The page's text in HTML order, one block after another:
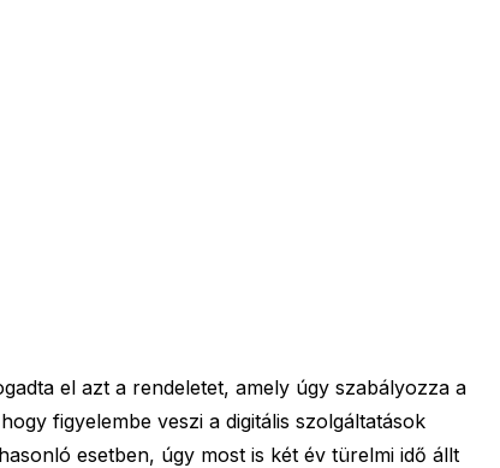
el azt a rendeletet, amely úgy szabályozza a
figyelembe veszi a digitális szolgáltatások
esetben, úgy most is két év türelmi idő állt